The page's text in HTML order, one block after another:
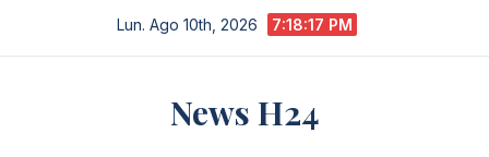
Lun. Ago 10th, 2026 7:18:18 PM
News H24